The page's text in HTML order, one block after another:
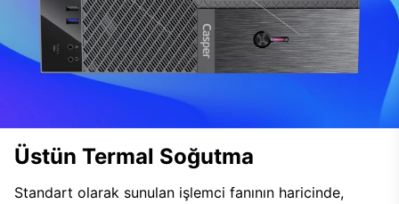
Üstün Termal Soğutma
Standart olarak sunulan işlemci fanının haricinde,